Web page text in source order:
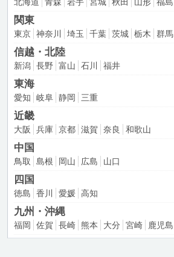
関東
東京 神奈川 埼玉 千葉 茨城 栃木 群馬
信越・北陸
新潟 長野 富山 石川 福井
東海
愛知 岐阜 静岡 三重
近畿
大阪 兵庫 京都 滋賀 奈良 和歌山
中国
鳥取 島根 岡山 広島 山口
四国
徳島 香川 愛媛 高知
九州・沖縄
福岡 佐賀 長崎 熊本 大分 宮崎 鹿児島